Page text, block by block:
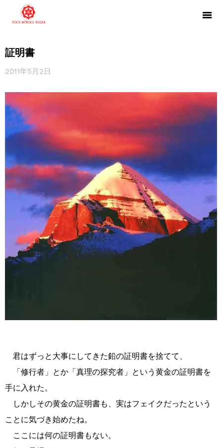
証明書
2011年5月2日
君はずっと大事にしてきた鉛の証明書を捨てて、
「修行者」とか「真理の探究者」という黄金の証明書を
手に入れた。
しかしその黄金の証明書も、実はフェイクだったという
ことに気づき始めたね。
ここには何の証明書もない。